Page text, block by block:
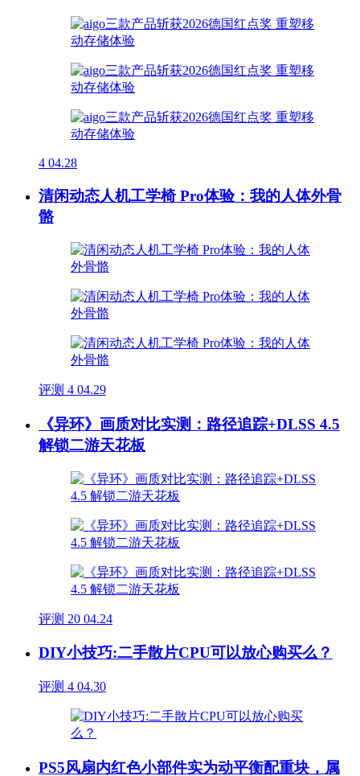
4 04.28
清闲动态人机工学椅 Pro体验：我的人体外骨
骼
评测 4 04.29
《异环》画质对比实测：路径追踪+DLSS 4.5
解锁二游天花板
评测 20 04.24
DIY小技巧:二手散片CPU可以放心购买么？
评测 4 04.30
PS5风扇内红色小部件实为动平衡配重块，属